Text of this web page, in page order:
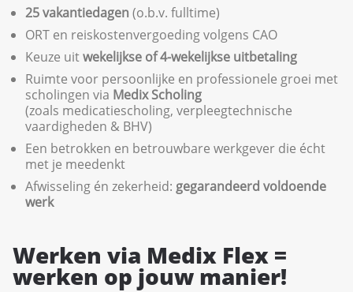
25 vakantiedagen(o.b.v. fulltime)
ORT en reiskostenvergoeding volgens CAO
Keuze uitwekelijkse of 4-wekelijkse uitbetaling
Ruimte voor persoonlijke en professionele groei met
scholingen via Medix Scholing
(zoals medicatiescholing, verpleegtechnische
vaardigheden & BHV)
Een betrokken en betrouwbare werkgever die écht
met je meedenkt
Afwisseling én zekerheid: gegarandeerd voldoende
werk
Werken via Medix Flex =
werken op jouw manier!